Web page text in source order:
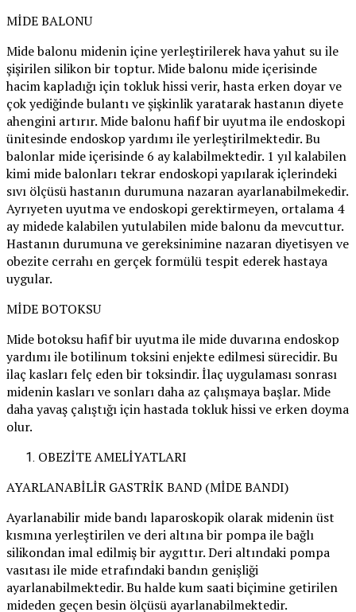
MİDE BALONU
Mide balonu midenin içine yerleştirilerek hava yahut su ile
şişirilen silikon bir toptur. Mide balonu mide içerisinde
hacim kapladığı için tokluk hissi verir, hasta erken doyar ve
çok yediğinde bulantı ve şişkinlik yaratarak hastanın diyete
ahengini artırır. Mide balonu hafif bir uyutma ile endoskopi
ünitesinde endoskop yardımı ile yerleştirilmektedir. Bu
balonlar mide içerisinde 6 ay kalabilmektedir. 1 yıl kalabilen
kimi mide balonları tekrar endoskopi yapılarak içlerindeki
sıvı ölçüsü hastanın durumuna nazaran ayarlanabilmekedir.
Ayrıyeten uyutma ve endoskopi gerektirmeyen, ortalama 4
ay midede kalabilen yutulabilen mide balonu da mevcuttur.
Hastanın durumuna ve gereksinimine nazaran diyetisyen ve
obezite cerrahı en gerçek formülü tespit ederek hastaya
uygular.
MİDE BOTOKSU
Mide botoksu hafif bir uyutma ile mide duvarına endoskop
yardımı ile botilinum toksini enjekte edilmesi sürecidir. Bu
ilaç kasları felç eden bir toksindir. İlaç uygulaması sonrası
midenin kasları ve sonları daha az çalışmaya başlar. Mide
daha yavaş çalıştığı için hastada tokluk hissi ve erken doyma
olur.
OBEZİTE AMELİYATLARI
AYARLANABİLİR GASTRİK BAND (MİDE BANDI)
Ayarlanabilir mide bandı laparoskopik olarak midenin üst
kısmına yerleştirilen ve deri altına bir pompa ile bağlı
silikondan imal edilmiş bir aygıttır. Deri altındaki pompa
vasıtası ile mide etrafındaki bandın genişliği
ayarlanabilmektedir. Bu halde kum saati biçimine getirilen
mideden geçen besin ölçüsü ayarlanabilmektedir.